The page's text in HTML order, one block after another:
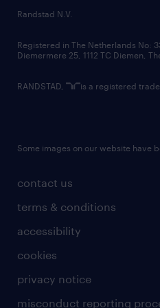
country websites
contact us
terms & conditions
accessibility
cookies
privacy notice
misconduct reporting
Randstad N.V.
Registered in The Netherlands No:
Diemermere 25, 1112 TC Diemen,
RANDSTAD, is a registered
Some images on our website have